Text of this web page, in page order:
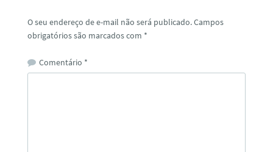
O seu endereço de e-mail não será publicado.Campos
obrigatórios são marcados com *
Comentário *